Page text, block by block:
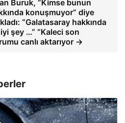
Buruk, “Kimse bunun
konuşmuyor” diye
“Galatasaray hakkında
şey …” “Kaleci son
canlı aktarıyor →